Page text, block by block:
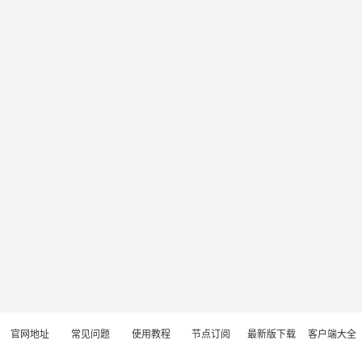
官网地址 常见问题 使用教程 节点订阅 最新版下载 客户端大全